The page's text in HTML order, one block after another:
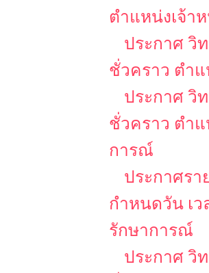
ตำแหน่งเจ้า
ประกาศ วิ
ชั่วคราว ตำ
ประกาศ วิ
ชั่วคราว ตำ
การณ์
ประกาศรา
กำหนดวัน เว
รักษาการณ์
ประกาศ วิ